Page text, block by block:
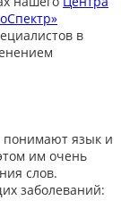
в
понимают язык и
им очень
слов.
заболеваний: